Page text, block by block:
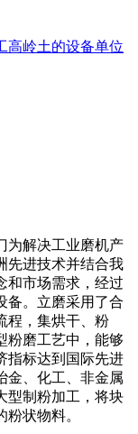
高岭土的设备单位
为解决工业磨机产
先进技术并结合我
和市场需求，经过
备。立磨采用了合
程，集烘干、粉
粉磨工艺中，能够
指标达到国际先进
金、化工、非金属
型制粉加工，将块
状物料。